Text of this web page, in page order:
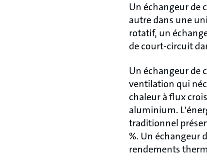
Un échangeur de
autre dans une
rotatif, un
de court-circuit
Un échangeur de
ventilation qui
chaleur à flux
aluminium.
traditionnel
%. Un échangeur
rendements